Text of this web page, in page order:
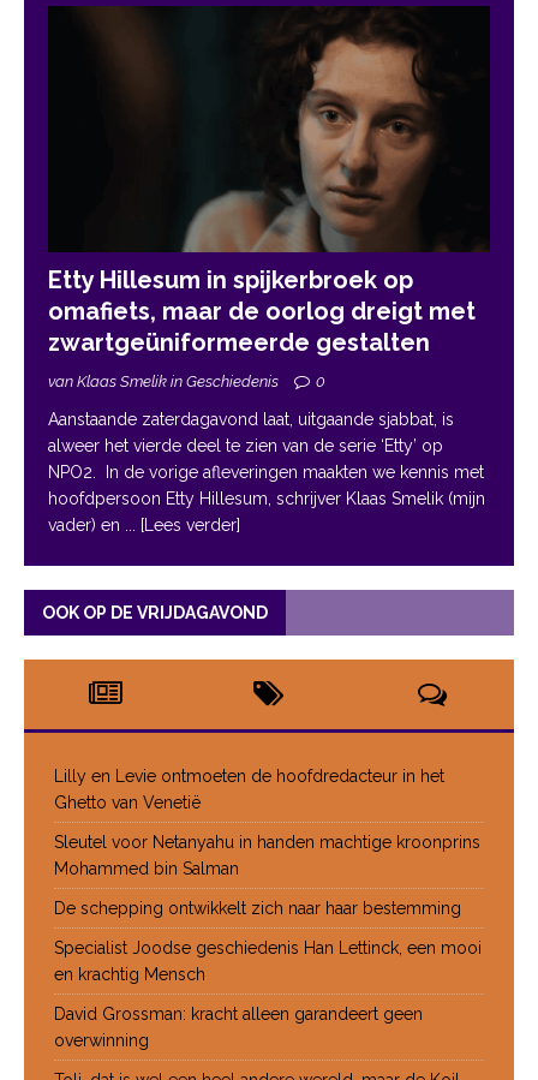
Etty Hillesum in spijkerbroek op
omafiets, maar de oorlog dreigt met
zwartgeüniformeerde gestalten
van Klaas Smelik in Geschiedenis 0
Aanstaande zaterdagavond laat, uitgaande sjabbat, is
alweer het vierde deel te zien van de serie ‘Etty’ op
NPO2. In de vorige afleveringen maakten we kennis met
hoofdpersoon Etty Hillesum, schrijver Klaas Smelik (mijn
vader) en
... [Lees verder]
OOK OP DE VRIJDAGAVOND
Lilly en Levie ontmoeten de hoofdredacteur in het
Ghetto van Venetië
Sleutel voor Netanyahu in handen machtige kroonprins
Mohammed bin Salman
De schepping ontwikkelt zich naar haar bestemming
Specialist Joodse geschiedenis Han Lettinck, een mooi
en krachtig Mensch
David Grossman: kracht alleen garandeert geen
overwinning